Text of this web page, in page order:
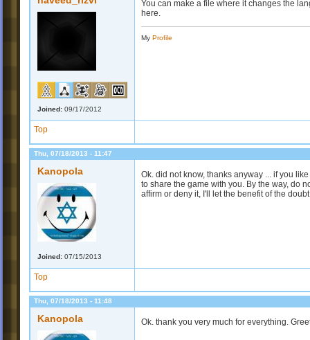
Joined: 09/17/2012
You can make a file where it changes the
here.
My Profile
Top
Thu, 07/18/2013 - 11:47
Kanopola
Joined: 07/15/2013
Ok. did not know, thanks anyway ... if you
to share the game with you. By the way, do
affirm or deny it, I'll let the benefit of the
Top
Thu, 07/18/2013 - 11:48
Kanopola Ok. thank you very much for everything.